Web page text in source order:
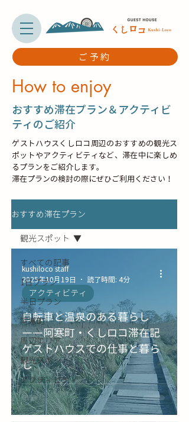
ご予約
How to enjoy
​おすすめ滞在プラン＆アクティビ
ティのご紹介
ゲストハウスくしロコ周辺のおすすめの観光ス
ポットやアクティビティなど、滞在中に楽しめ
るプランをご紹介します。
滞在プランの検討の際にぜひご利用ください！
おすすめ滞在プラン
すべての記事
1日プラン
半日プラン
阿寒町
周辺エリア
観光スポット
アクティビティ
観光スポット
自転車と温泉のある暮らし
――阿寒町・くしロコ滞在記
ゲストハウスでの仕事と暮ら
し
アクティビティ
kushiloco staff
2025年10月19日
読了時間: 4分